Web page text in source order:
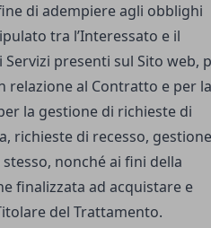
di adempiere agli obblighi
tra l’Interessato e il
presenti sul Sito web,
relazione al Contratto e per la
la gestione di richieste di
richieste di recesso,
nonché ai fini della
finalizzata ad acquistare e
del Trattamento.